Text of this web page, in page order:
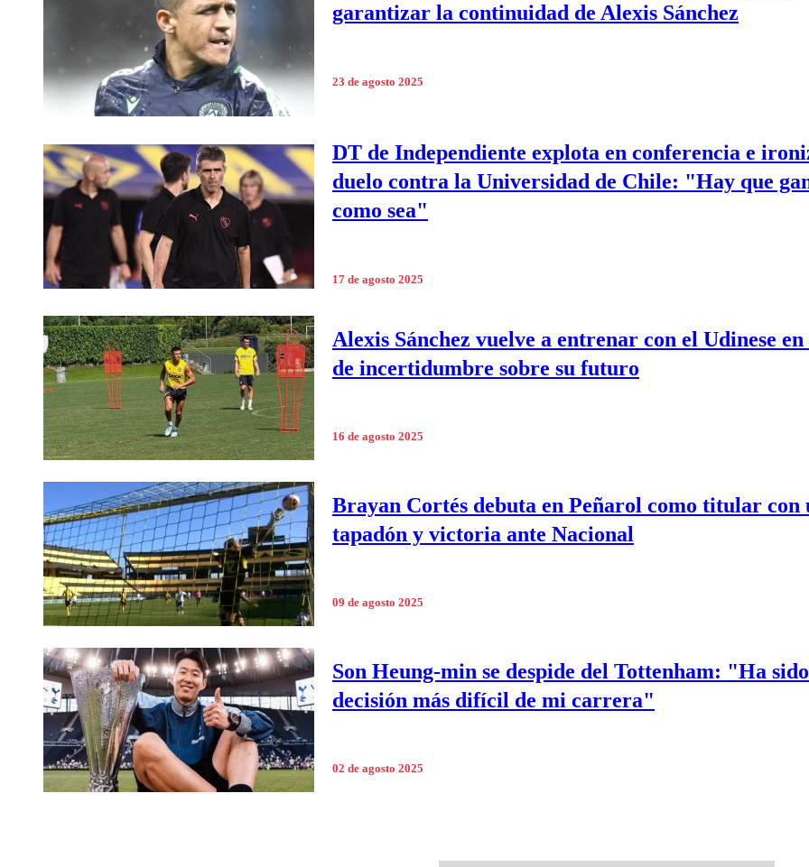
garantizar la continuidad de Alexis Sánchez
23 de agosto 2025
DT de Independiente explota en conferencia e
duelo contra la Universidad de Chile: "Hay que
como sea"
17 de agosto 2025
Alexis Sánchez vuelve a entrenar con el Udinese
de incertidumbre sobre su futuro
16 de agosto 2025
Brayan Cortés debuta en Peñarol como titular con
tapadón y victoria ante Nacional
09 de agosto 2025
Son Heung-min se despide del Tottenham: "Ha
decisión más difícil de mi carrera"
02 de agosto 2025